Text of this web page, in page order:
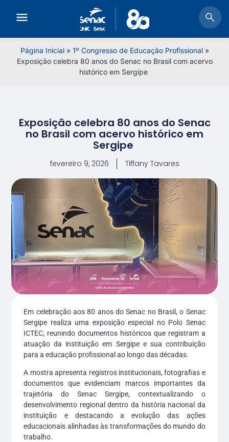
Página Inicial» 1º Congresso de Educação Profissional»
Exposição celebra 80 anos do Senac no Brasil com acervo
histórico em Sergipe
Exposição celebra 80 anos do Senac
no Brasil com acervo histórico em
Sergipe
fevereiro 9, 2026 Tiffany Tavares
Em celebração aos 80 anos do Senac no Brasil, o Senac
Sergipe realiza uma exposição especial no Polo Senac
ICTEC, reunindo documentos históricos que registram a
atuação da instituição em Sergipe e sua contribuição
para a educação profissional ao longo das décadas.
A mostra apresenta registros institucionais, fotografias e
documentos que evidenciam marcos importantes da
trajetória do Senac Sergipe, contextualizando o
desenvolvimento regional dentro da história nacional da
instituição e destacando a evolução das ações
educacionais alinhadas às transformações do mundo do
trabalho.